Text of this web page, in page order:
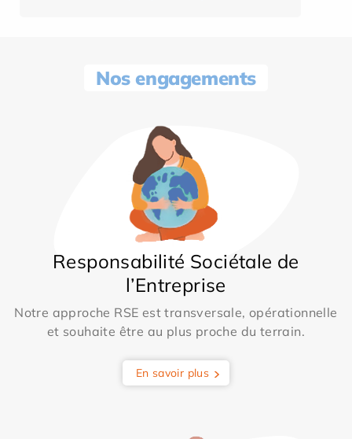
Nos engagements
Responsabilité Sociétale de
l’Entreprise
Notre approche RSE est transversale, opérationnelle
et souhaite être au plus proche du terrain.
En savoir plus